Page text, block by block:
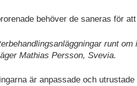
behöver de saneras för
runt
Mathias Persson, Svevia.
är anpassade och